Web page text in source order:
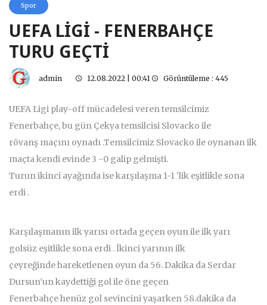
Spor
UEFA LİGİ - FENERBAHÇE
TURU GEÇTİ
admin 12.08.2022 | 00:41 Görüntüleme : 445
UEFA Ligi play-off mücadelesi veren temsilcimiz
Fenerbahçe, bu gün Çekya temsilcisi Slovacko ile
rövanş maçını oynadı .Temsilcimiz Slovacko ile oynanan ilk
maçta kendi evinde 3 -0 galip gelmişti.
Turun ikinci ayağında ise karşılaşma 1-1 'lik eşitlikle sona
erdi .
Karşılaşmanın ilk yarısı ortada geçen oyun ile ilk yarı
golsüz eşitlikle sona erdi . İkinci yarının ilk
çeyreğinde hareketlenen oyun da 56. Dakika da Serdar
Dursun’un kaydettiği gol ile öne geçen
Fenerbahçe henüz gol sevincini yaşarken 58.dakika da